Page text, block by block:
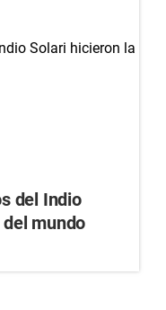
del Indio
mundo